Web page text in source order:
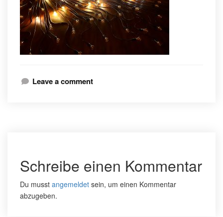
Leave a comment
Schreibe einen Kommentar
Du musst angemeldet sein, um einen Kommentar
abzugeben.